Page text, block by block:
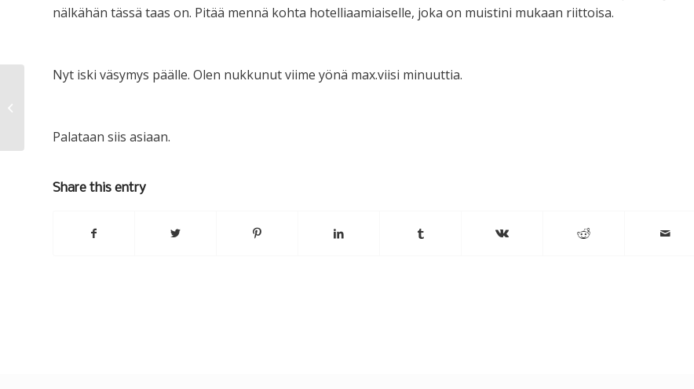
nälkähän tässä taas on. Pitää mennä kohta hotelliaamiaiselle, joka on muistini mukaan riittoisa.
Nyt iski väsymys päälle. Olen nukkunut viime yönä max.viisi minuuttia.
Palataan siis asiaan.
Share this entry